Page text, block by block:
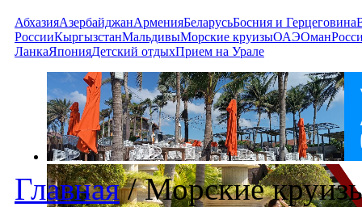
АбхазияАзербайджанАрменияБеларусьБосния и Герцеговина
РоссииКыргызстанМальдивыМорские круизыОАЭОман
ЛанкаЯпонияДетский отдыхПрием на Урале
Главная /Морские